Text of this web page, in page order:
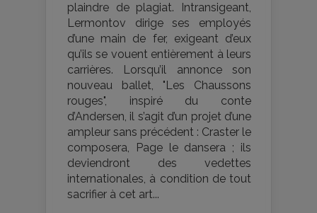
plaindre de plagiat. Intransigeant,
Lermontov dirige ses employés
d’une main de fer, exigeant d’eux
qu’ils se vouent entièrement à leurs
carrières. Lorsqu’il annonce son
nouveau ballet, "Les Chaussons
rouges", inspiré du conte
d’Andersen, il s’agit d’un projet d’une
ampleur sans précédent : Craster le
composera, Page le dansera ; ils
deviendront des vedettes
internationales, à condition de tout
sacrifier à cet art...